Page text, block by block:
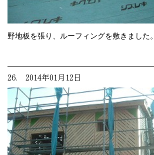
野地板を張り、ルーフィングを敷きました。
26. 2014年01月12日